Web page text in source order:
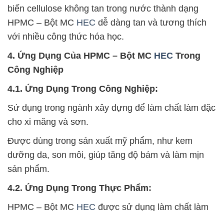
biến cellulose không tan trong nước thành dạng
HPMC – Bột MC HEC dễ dàng tan và tương thích
với nhiều công thức hóa học.
4. Ứng Dụng Của HPMC – Bột MC HEC Trong
Công Nghiệp
4.1. Ứng Dụng Trong Công Nghiệp:
Sử dụng trong ngành xây dựng để làm chất làm đặc
cho xi măng và sơn.
Được dùng trong sản xuất mỹ phẩm, như kem
dưỡng da, son môi, giúp tăng độ bám và làm mịn
sản phẩm.
4.2. Ứng Dụng Trong Thực Phẩm:
HPMC – Bột MC HEC được sử dụng làm chất làm